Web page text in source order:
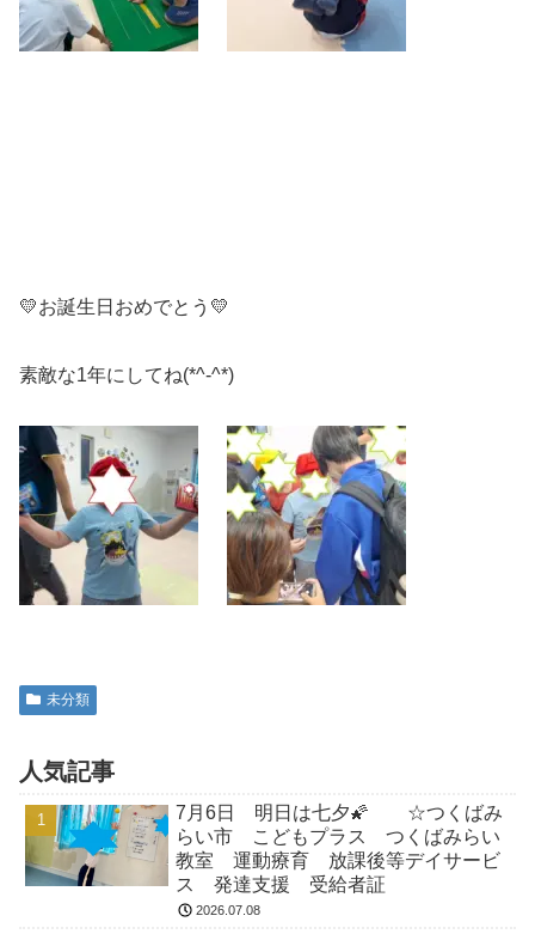
💛お誕生日おめでとう💛
素敵な1年にしてね(*^-^*)
未分類
人気記事
7月6日 明日は七夕🌠 ☆つくばみ
らい市 こどもプラス つくばみらい
教室 運動療育 放課後等デイサービ
ス 発達支援 受給者証
2026.07.08